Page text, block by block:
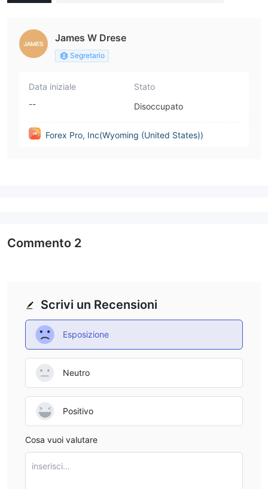
James W Drese
Segretario
Data iniziale
--
Stato
Disoccupato
Forex Pro, Inc(Wyoming (United States))
Scrivi un Recensioni
Esposizione
Neutro
Positivo
Cosa vuoi valutare
inserisci...
Commento 2